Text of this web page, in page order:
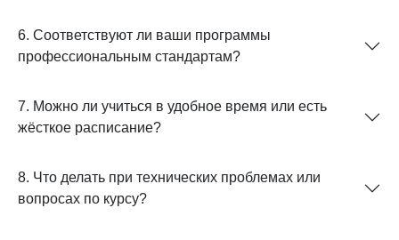
6. Соответствуют ли ваши программы
профессиональным стандартам?
7. Можно ли учиться в удобное время или есть
жёсткое расписание?
8. Что делать при технических проблемах или
вопросах по курсу?